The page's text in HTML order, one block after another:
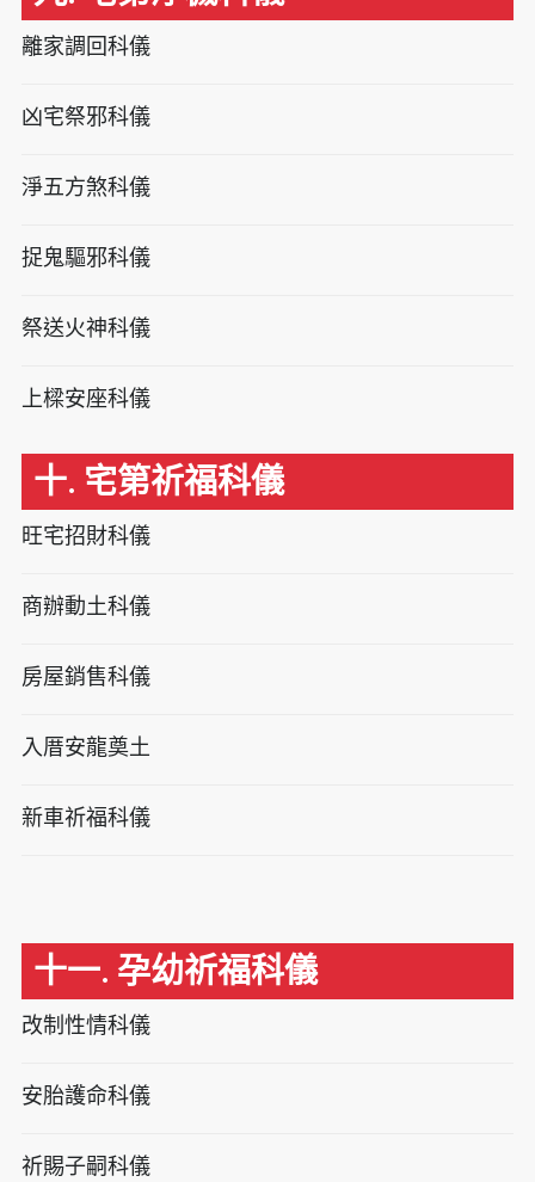
離家調回科儀
凶宅祭邪科儀
淨五方煞科儀
捉鬼驅邪科儀
祭送火神科儀
上樑安座科儀
十. 宅第祈福科儀
旺宅招財科儀
商辦動土科儀
房屋銷售科儀
入厝安龍奠土
新車祈福科儀
十一. 孕幼祈福科儀
改制性情科儀
安胎護命科儀
祈賜子嗣科儀